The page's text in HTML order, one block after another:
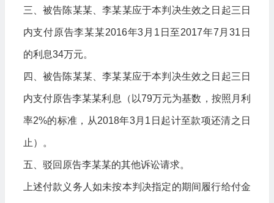
三、被告陈某某、李某某应于本判决生效之日起三日
内支付原告李某某2016年3月1日至2017年7月31日
的利息34万元。
四、被告陈某某、李某某应于本判决生效之日起三日
内支付原告李某某利息（以79万元为基数，按照月利
率2%的标准，从2018年3月1日起计至款项还清之日
止）。
五、驳回原告李某某的其他诉讼请求。
上述付款义务人如未按本判决指定的期间履行给付金